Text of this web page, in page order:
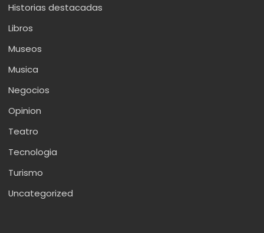
Historias destacadas
Libros
Museos
Musica
Negocios
Opinion
Teatro
Tecnologia
Turismo
Uncategorized